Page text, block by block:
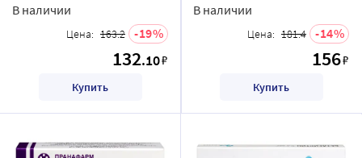
В наличии
Цена: 163.2 19
132.10₽
Купить
В наличии
Цена: 181.4 14
156₽
Купить